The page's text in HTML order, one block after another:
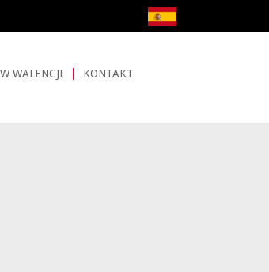
WALENCJI KONTAKT